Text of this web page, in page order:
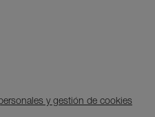
y gestión de cookies